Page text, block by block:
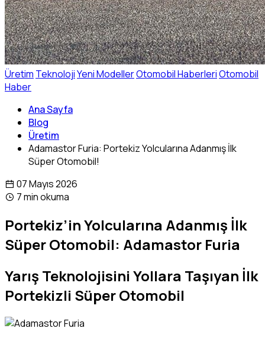
Üretim TeknolojiYeni ModellerOtomobil HaberleriOtomobil
Haber
Ana Sayfa
Blog
Üretim
Adamastor Furia: Portekiz Yolcularına Adanmış İlk
Süper Otomobil!
07 Mayıs 2026
7 min okuma
Portekiz’in Yolcularına Adanmış İlk
Süper Otomobil: Adamastor Furia
Yarış Teknolojisini Yollara Taşıyan İlk
Portekizli Süper Otomobil